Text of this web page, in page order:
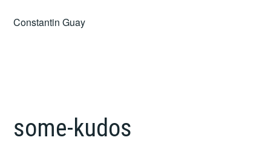
Constantin Guay
some-kudos